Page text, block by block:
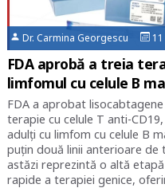
Dr. Carmina Georgescu
FDA aprobă a treia
limfomul cu celule B
FDA a aprobat
terapie cu celule T anti-
adulți cu limfom cu celule B
puțin două linii anterioare de
astăzi reprezintă o altă
rapide a terapiei genice,